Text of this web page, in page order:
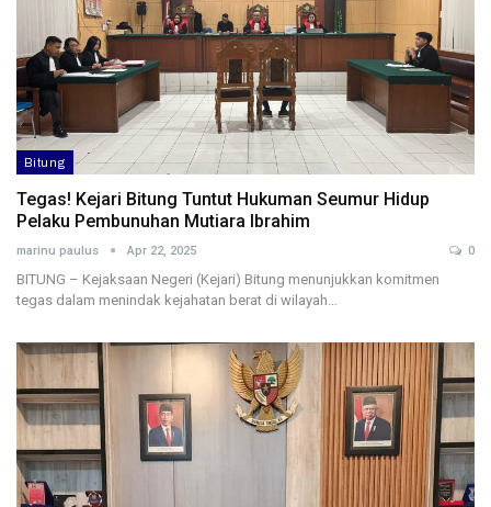
Bitung
Tegas! Kejari Bitung Tuntut Hukuman Seumur Hidup
Pelaku Pembunuhan Mutiara Ibrahim
marinu paulus Apr 22, 2025 0
BITUNG – Kejaksaan Negeri (Kejari) Bitung menunjukkan komitmen
tegas dalam menindak kejahatan berat di wilayah…